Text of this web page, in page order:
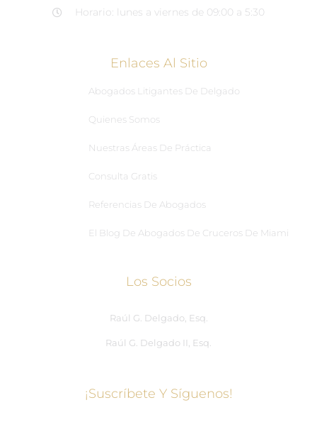
Horario: lunes a viernes de 09:00 a 5:30
Enlaces Al Sitio
Abogados Litigantes De Delgado
Quienes Somos
Nuestras Áreas De Práctica
Consulta Gratis
Referencias De Abogados
El Blog De Abogados De Cruceros De Miami
Los Socios
Raúl G. Delgado, Esq.
Raúl G. Delgado II, Esq.
¡Suscríbete Y Síguenos!